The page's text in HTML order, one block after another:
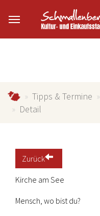
schmallenberg-direkt.de
Tipps & Termine
Detail
Zurück
Kirche am See
Mensch, wo bist du?